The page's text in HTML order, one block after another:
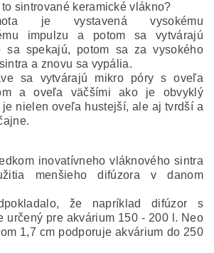
sintrované keramické vlákno?
je vystavená vysokému
impulzu a potom sa vytvárajú
sa spekajú, potom sa za vysokého
a znovu sa vypália.
sa vytvárajú mikro póry s oveľa
a oveľa väčšími ako je obvyklý
je nielen oveľa hustejší, ale aj tvrdší a
inovatívneho vláknového sintra
menšieho difúzora v danom
že napríklad difúzor s
určený pre akvárium 150 - 200 l. Neo
1,7 cm podporuje akvárium do 250